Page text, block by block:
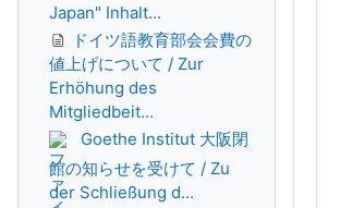
Japan" Inhalt...
ドイツ語教育部会会費の
値上げについて / Zur
Erhöhung des
Mitgliedbeit...
Goethe Institut 大阪閉
館の知らせを受けて / Zu
der Schließung d...